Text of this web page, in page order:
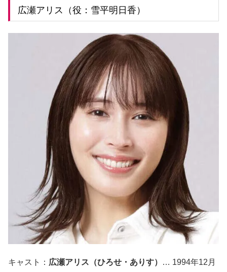
広瀬アリス（役：雪平明日香）
キャスト： 広瀬アリス（ひろせ・ありす） … 1994年12月